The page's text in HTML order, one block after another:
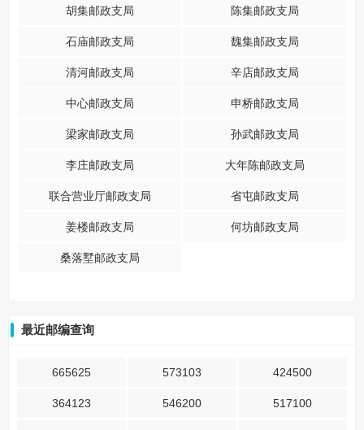
胡集邮政支局 陈集邮政支局
石庙邮政支局 魏集邮政支局
清河邮政支局 辛店邮政支局
中心邮政支局 申桥邮政支局
梁家邮政支局 孙武邮政支局
李庄邮政支局 大年陈邮政支局
联合营业厅邮政支局 省屯邮政支局
姜楼邮政支局 何坊邮政支局
桑落墅邮政支局
最近邮编查询
665625 573103 424500
364123 546200 517100